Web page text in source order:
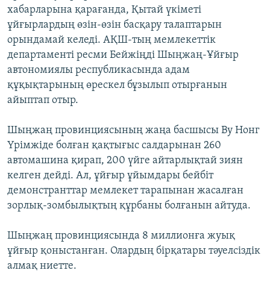
хабарларына қарағанда, Қытай үкіметі
ұйғырлардың өзін-өзін басқару талаптарын
орындамай келеді. АҚШ-тың мемлекеттік
департаменті ресми Бейжіңді Шыңжаң-Ұйғыр
автономиялы республикасында адам
құқықтарының өрескел бұзылып отырғанын
айыптап отыр.
Шыңжаң провинциясының жаңа басшысы Ву Нонг
Үрімжіде болған қақтығыс салдарынан 260
автомашина қирап, 200 үйге айтарлықтай зиян
келген дейді. Ал, ұйғыр ұйымдары бейбіт
демонстранттар мемлекет тарапынан жасалған
зорлық-зомбылықтың құрбаны болғанын айтуда.
Шыңжаң провинциясында 8 миллионға жуық
ұйғыр қоныстанған. Олардың бірқатары тәуелсіздік
алмақ ниетте.